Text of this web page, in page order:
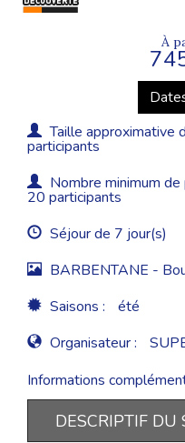
À
Taille approximative
participants
Nombre minimum
20 participants
Séjour de 7 jour(s)
BARBENTANE -
Saisons :
été
Organisateur :
Informations
DESCRIPTIF DU